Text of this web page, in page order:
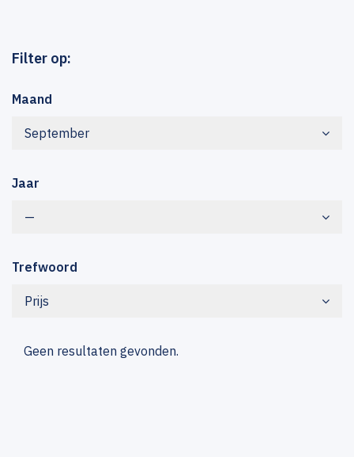
Filter op:
Maand
September
Jaar
—
Trefwoord
Prijs
Geen resultaten gevonden.